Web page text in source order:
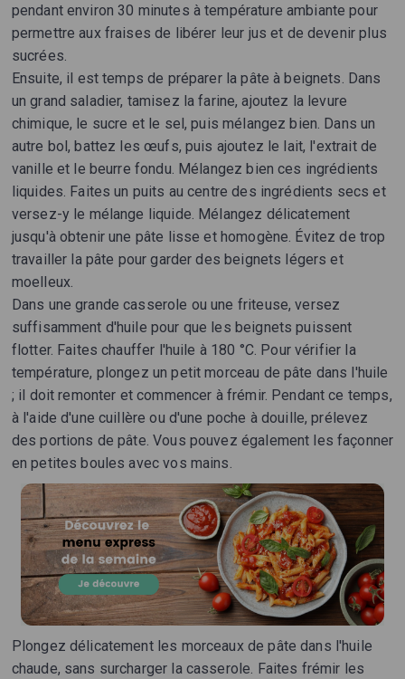
pendant environ 30 minutes à température ambiante pour
permettre aux fraises de libérer leur jus et de devenir plus
sucrées.
Ensuite, il est temps de préparer la pâte à beignets. Dans
un grand saladier, tamisez la farine, ajoutez la levure
chimique, le sucre et le sel, puis mélangez bien. Dans un
autre bol, battez les œufs, puis ajoutez le lait, l'extrait de
vanille et le beurre fondu. Mélangez bien ces ingrédients
liquides. Faites un puits au centre des ingrédients secs et
versez-y le mélange liquide. Mélangez délicatement
jusqu'à obtenir une pâte lisse et homogène. Évitez de trop
travailler la pâte pour garder des beignets légers et
moelleux.
Dans une grande casserole ou une friteuse, versez
suffisamment d'huile pour que les beignets puissent
flotter. Faites chauffer l'huile à 180 °C. Pour vérifier la
température, plongez un petit morceau de pâte dans l'huile
; il doit remonter et commencer à frémir. Pendant ce temps,
à l'aide d'une cuillère ou d'une poche à douille, prélevez
des portions de pâte. Vous pouvez également les façonner
en petites boules avec vos mains.
Plongez délicatement les morceaux de pâte dans l'huile
chaude, sans surcharger la casserole. Faites frémir les